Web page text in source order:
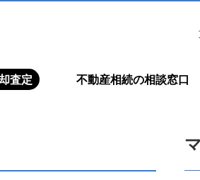
査定 不動産相続の相談窓口